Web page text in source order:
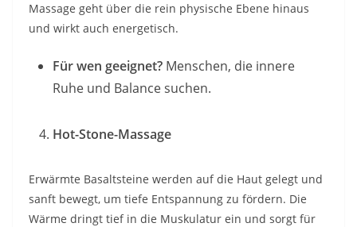
Massage geht über die rein physische Ebene hinaus
und wirkt auch energetisch.
Für wen geeignet? Menschen, die innere
Ruhe und Balance suchen.
Hot-Stone-Massage
Erwärmte Basaltsteine werden auf die Haut gelegt und
sanft bewegt, um tiefe Entspannung zu fördern. Die
Wärme dringt tief in die Muskulatur ein und sorgt für